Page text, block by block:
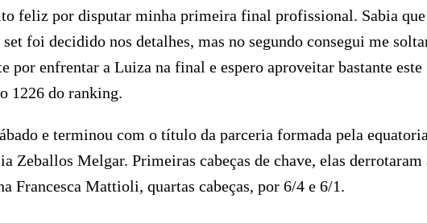
feliz por disputar minha primeira final profissional. Sabia que
foi decidido nos detalhes, mas no segundo consegui me
por enfrentar a Luiza na final e espero aproveitar bastante este
1226 do ranking.
e terminou com o título da parceria formada pela
Zeballos Melgar. Primeiras cabeças de chave, elas derrotaram
Francesca Mattioli, quartas cabeças, por 6/4 e 6/1.